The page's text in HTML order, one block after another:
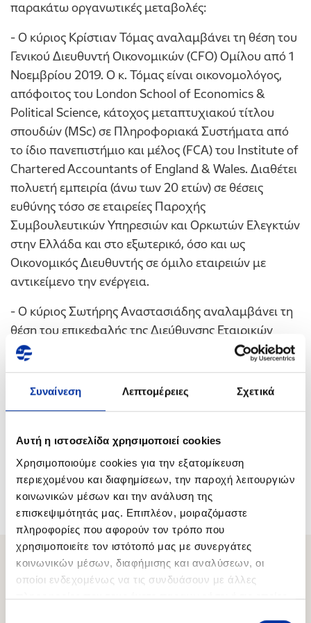
Συναίνεση Λεπτομέρειες Σχετικά
Αυτή η ιστοσελίδα χρησιμοποιεί cookies
Χρησιμοποιούμε cookies για την εξατομίκευση
περιεχομένου και διαφημίσεων, την παροχή λειτουργιών
κοινωνικών μέσων και την ανάλυση της
επισκεψιμότητάς μας. Επιπλέον, μοιραζόμαστε
πληροφορίες που αφορούν τον τρόπο που
χρησιμοποιείτε τον ιστότοπό μας με συνεργάτες
κοινωνικών μέσων, διαφήμισης και αναλύσεων, οι
οποίοι ενδεχομένως να τις συνδυάσουν με άλλες
πληροφορίες που τους έχετε παραχωρήσει ή τις οποίες
παρακάτω οργανωτικές μεταβολές:
- Ο κύριος Κρίστιαν Τόμας αναλαμβάνει τη θέση του
Γενικού Διευθυντή Οικονομικών (CFO) Ομίλου από 1
Νοεμβρίου 2019. Ο κ. Τόμας είναι οικονομολόγος,
απόφοιτος του London School of Economics &
Political Science, κάτοχος μεταπτυχιακού τίτλου
σπουδών (MSc) σε Πληροφοριακά Συστήματα από
το ίδιο πανεπιστήμιο και μέλος (FCA) του Institute of
Chartered Accountants of England & Wales. Διαθέτει
πολυετή εμπειρία (άνω των 20 ετών) σε θέσεις
ευθύνης τόσο σε εταιρείες Παροχής
Συμβουλευτικών Υπηρεσιών και Ορκωτών Ελεγκτών
στην Ελλάδα και στο εξωτερικό, όσο και ως
Οικονομικός Διευθυντής σε όμιλο εταιρειών με
αντικείμενο την ενέργεια.
- O κύριος Σωτήρης Αναστασιάδης αναλαμβάνει τη
θέση του επικεφαλής της Διεύθυνσης Εταιρικών
Σχέσεων Ομίλου. Ο κ. Αναστασιάδης έχει πολυετή
Marketing και της Επικοινωνίας στους τομείς
Marketing Εμπορίας στον Όμιλο από το 2013. Ο
κύριος Αναστασιάδης είναι απόφοιτος του
Οικονομικού Πανεπιστημίου Αθηνών.
Σχετικό Περιεχόμενο